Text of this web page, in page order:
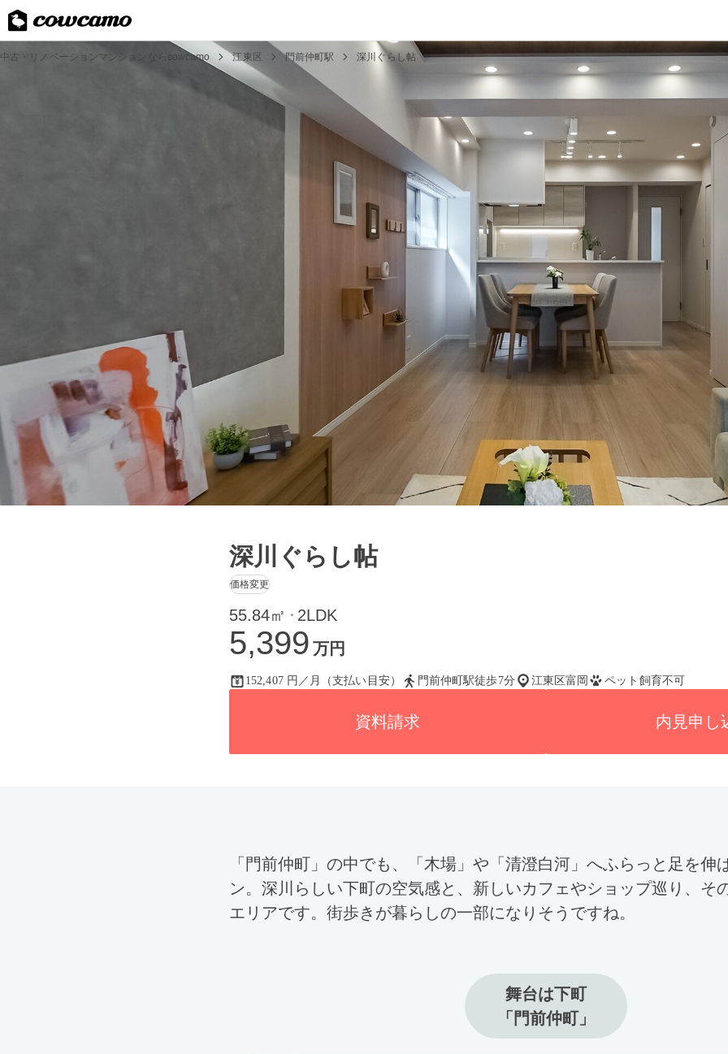
中古・リノベーションマンションならcowcamo 江東区 門前仲町駅 深川ぐらし帖
深川ぐらし帖
価格変更
55.84㎡ ・ 2LDK
5,399 万円
152,407 円／月（支払い目安） 門前仲町駅徒歩7分 江東区富岡 ペット飼育不可
資料請求 内見申し
「門前仲町」の中でも、「木場」や「清澄白河」へふらっと足を伸
ン。深川らしい下町の空気感と、新しいカフェやショップ巡り、そ
エリアです。街歩きが暮らしの一部になりそうですね。
舞台は下町
「門前仲町」